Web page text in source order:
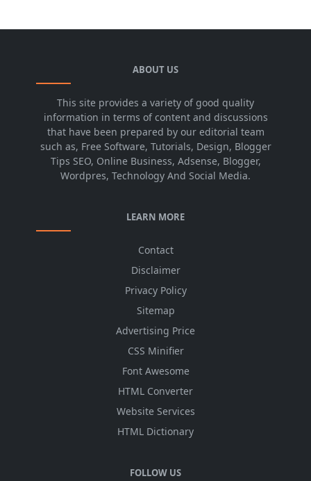
ABOUT US
This site provides a variety of good quality
information in terms of content and discussions
that have been prepared by our editorial team
such as, Free Software, Tutorials, Design, Blogger
Tips SEO, Online Business, Adsense, Blogger,
Wordpres, Technology And Social Media.
LEARN MORE
Contact
Disclaimer
Privacy Policy
Sitemap
Advertising Price
CSS Minifier
Font Awesome
HTML Converter
Website Services
HTML Dictionary
FOLLOW US